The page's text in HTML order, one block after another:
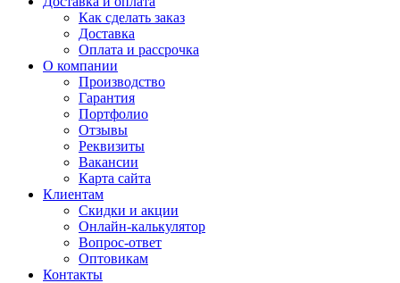
Как сделать заказ
Доставка
Оплата и рассрочка
О компании
Производство
Гарантия
Портфолио
Отзывы
Реквизиты
Вакансии
Карта сайта
Клиентам
Скидки и акции
Онлайн-калькулятор
Вопрос-ответ
Оптовикам
Контакты